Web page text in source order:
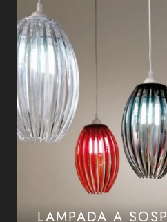
LAMPADA A